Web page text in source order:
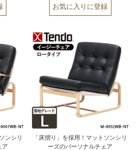
ンシリ
ア
「床摺り」を採用！マットソンシリ
ーズのパーソナルチェア